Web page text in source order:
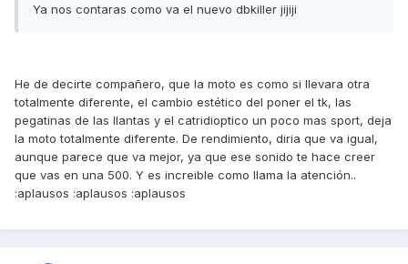
Ya nos contaras como va el nuevo dbkiller jijiji
He de decirte compañero, que la moto es como si llevara otra
totalmente diferente, el cambio estético del poner el tk, las
pegatinas de las llantas y el catridioptico un poco mas sport, deja
la moto totalmente diferente. De rendimiento, diria que va igual,
aunque parece que va mejor, ya que ese sonido te hace creer
que vas en una 500. Y es increible como llama la atención..
:aplausos :aplausos :aplausos